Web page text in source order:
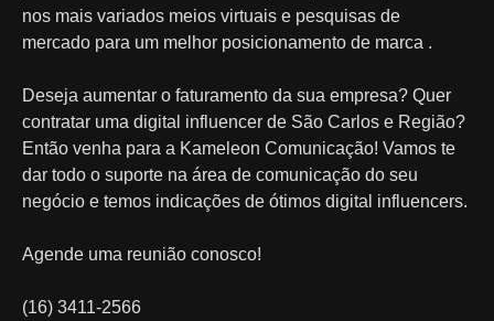
nos mais variados meios virtuais e pesquisas de
mercado para um melhor posicionamento de marca .
Deseja aumentar o faturamento da sua empresa? Quer
contratar uma digital influencer de São Carlos e Região?
Então venha para a Kameleon Comunicação! Vamos te
dar todo o suporte na área de comunicação do seu
negócio e temos indicações de ótimos digital influencers.
Agende uma reunião conosco!
(16) 3411-2566